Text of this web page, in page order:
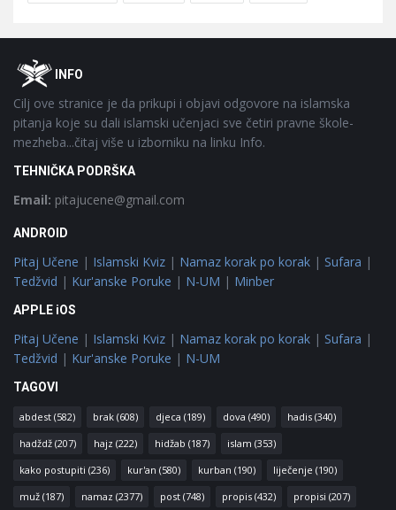
FooterOINFO
Cilj ove stranice je da prikupi i objavi odgovore na islamska
pitanja koje su dali islamski učenjaci sve četiri pravne škole-
mezheba...čitaj više u izborniku na linku Info.
TEHNIČKA PODRŠKA
Email: pitajucene@gmail.com
ANDROID
Pitaj Učene | Islamski Kviz | Namaz korak po korak | Sufara |
Tedžvid | Kur'anske Poruke | N-UM | Minber
APPLE iOS
Pitaj Učene | Islamski Kviz | Namaz korak po korak | Sufara |
Tedžvid | Kur'anske Poruke | N-UM
TAGOVI
abdest (582) brak (608) djeca (189) dova (490) hadis (340)
hadždž (207) hajz (222) hidžab (187) islam (353)
kako postupiti (236) kur'an (580) kurban (190) liječenje (190)
muž (187) namaz (2377) post (748) propis (432) propisi (207)